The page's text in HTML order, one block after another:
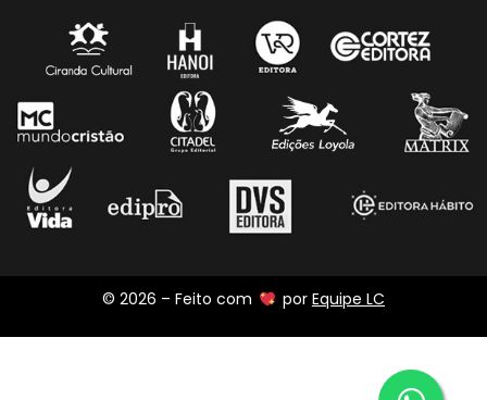
© 2026 – Feito com por Equipe LC